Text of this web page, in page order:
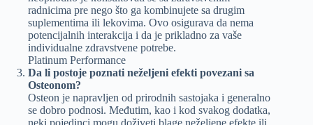
radnicima pre nego što ga kombinujete sa drugim
suplementima ili lekovima. Ovo osigurava da nema
potencijalnih interakcija i da je prikladno za vaše
individualne zdravstvene potrebe.
Platinum Performance
Da li postoje poznati neželjeni efekti povezani sa
Osteonom?
Osteon je napravljen od prirodnih sastojaka i generalno
se dobro podnosi. Međutim, kao i kod svakog dodatka,